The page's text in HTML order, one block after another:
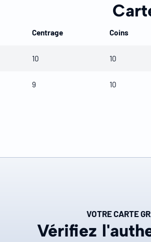
Centrage Coins
10 10
9 10
VOTRE CARTE
Vérifiez